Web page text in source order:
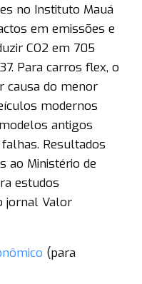
no Instituto Mauá
em emissões e
CO2 em 705
Para carros flex, o
causa do menor
modernos
antigos
Resultados
ao Ministério de
estudos
jornal Valor
(para